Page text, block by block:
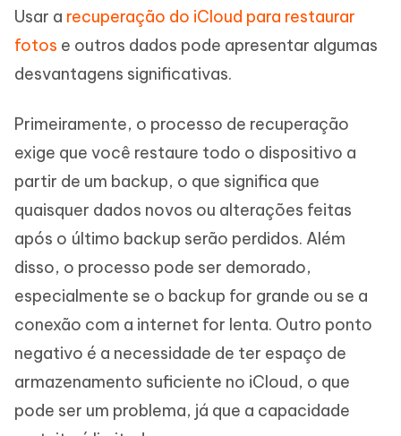
Usar a recuperação do iCloud para restaurar
fotos e outros dados pode apresentar algumas
desvantagens significativas.
Primeiramente, o processo de recuperação
exige que você restaure todo o dispositivo a
partir de um backup, o que significa que
quaisquer dados novos ou alterações feitas
após o último backup serão perdidos. Além
disso, o processo pode ser demorado,
especialmente se o backup for grande ou se a
conexão com a internet for lenta. Outro ponto
negativo é a necessidade de ter espaço de
armazenamento suficiente no iCloud, o que
pode ser um problema, já que a capacidade